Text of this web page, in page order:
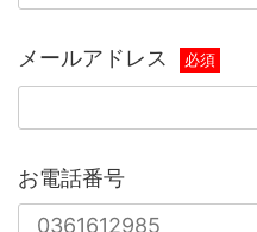
メールアドレス 必須
お電話番号